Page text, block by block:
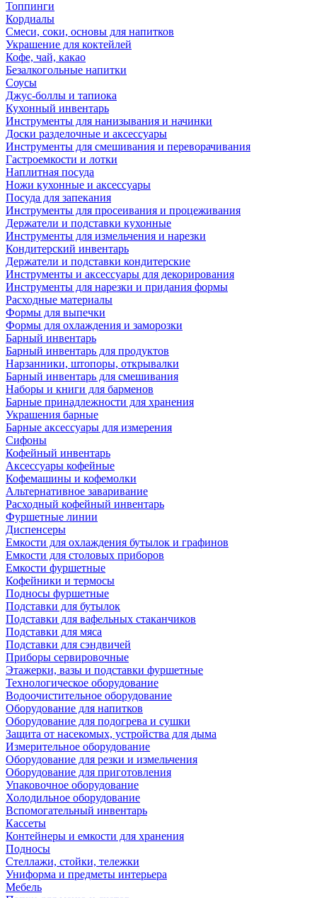
Топпинги
Кордиалы
Смеси, соки, основы для напитков
Украшение для коктейлей
Кофе, чай, какао
Безалкогольные напитки
Соусы
Джус-боллы и тапиока
Кухонный инвентарь
Инструменты для нанизывания и начинки
Доски разделочные и аксессуары
Инструменты для смешивания и переворачивания
Гастроемкости и лотки
Наплитная посуда
Ножи кухонные и аксессуары
Посуда для запекания
Инструменты для просеивания и процеживания
Держатели и подставки кухонные
Инструменты для измельчения и нарезки
Кондитерский инвентарь
Держатели и подставки кондитерские
Инструменты и аксессуары для декорирования
Инструменты для нарезки и придания формы
Расходные материалы
Формы для выпечки
Формы для охлаждения и заморозки
Барный инвентарь
Барный инвентарь для продуктов
Нарзанники, штопоры, открывалки
Барный инвентарь для смешивания
Наборы и книги для барменов
Барные принадлежности для хранения
Украшения барные
Барные аксессуары для измерения
Сифоны
Кофейный инвентарь
Аксессуары кофейные
Кофемашины и кофемолки
Альтернативное заваривание
Расходный кофейный инвентарь
Фуршетные линии
Диспенсеры
Емкости для охлаждения бутылок и графинов
Емкости для столовых приборов
Емкости фуршетные
Кофейники и термосы
Подносы фуршетные
Подставки для бутылок
Подставки для вафельных стаканчиков
Подставки для мяса
Подставки для сэндвичей
Приборы сервировочные
Этажерки, вазы и подставки фуршетные
Технологическое оборудование
Водоочистительное оборудование
Оборудование для напитков
Оборудование для подогрева и сушки
Защита от насекомых, устройства для дыма
Измерительное оборудование
Оборудование для резки и измельчения
Оборудование для приготовления
Упаковочное оборудование
Холодильное оборудование
Вспомогательный инвентарь
Кассеты
Контейнеры и емкости для хранения
Подносы
Стеллажи, стойки, тележки
Униформа и предметы интерьера
Мебель